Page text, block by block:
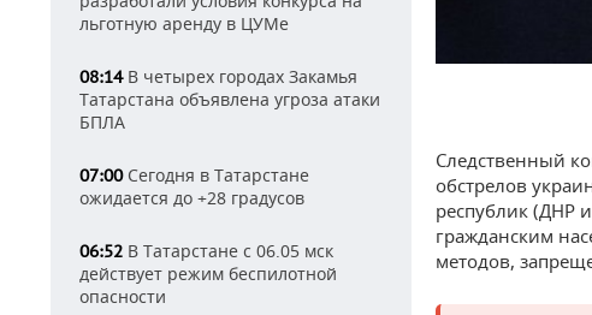
льготную аренду в ЦУМе
08:14В четырех городах Закамья
Татарстана объявлена угроза атаки
БПЛА
07:00Сегодня в Татарстане
ожидается до +28 градусов
06:52 В Татарстане с 06.05 мск
действует режим беспилотной
опасности
Следственный
обстрелов
республик (ДНР
гражданским
методов,